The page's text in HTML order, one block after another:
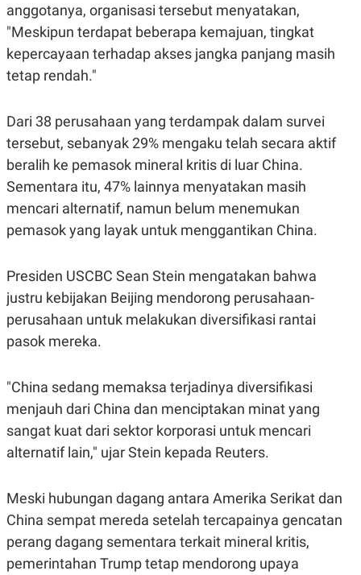
P
U
S
A
T
D
A
I
M
A
G
E
S
K
O
N
A
T
V
L
I
P
U
JARINGAN
O
T
A
A
D
E
M
R
S
E
E
A
S
E
A
N
G
G
I
N
E
R
anggotanya, organisasi tersebut menyatakan,
"Meskipun terdapat beberapa kemajuan, tingkat
kepercayaan terhadap akses jangka panjang masih
tetap rendah."
Dari 38 perusahaan yang terdampak dalam survei
tersebut, sebanyak 29% mengaku telah secara aktif
beralih ke pemasok mineral kritis di luar China.
Sementara itu, 47% lainnya menyatakan masih
mencari alternatif, namun belum menemukan
pemasok yang layak untuk menggantikan China.
Presiden USCBC Sean Stein mengatakan bahwa
justru kebijakan Beijing mendorong perusahaan-
perusahaan untuk melakukan diversifikasi rantai
pasok mereka.
"China sedang memaksa terjadinya diversifikasi
menjauh dari China dan menciptakan minat yang
sangat kuat dari sektor korporasi untuk mencari
alternatif lain," ujar Stein kepada Reuters.
Meski hubungan dagang antara Amerika Serikat dan
China sempat mereda setelah tercapainya gencatan
perang dagang sementara terkait mineral kritis,
pemerintahan Trump tetap mendorong upaya